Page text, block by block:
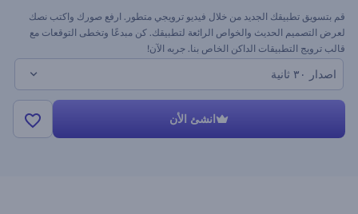
قم بتسويق تطبيقك الجديد من خلال فيديو ترويجي متطور. ارفع صورك واكتب نصك
لعرض التصميم الحديث والخواص الرائعة لتطبيقك. كن مبدعًا وتخطى التوقعات مع
قالب ترويج التطبيقات الداكن الخاص بنا. جربه الآن!
اصدار ٣٠ ثانية
انشئ الأن